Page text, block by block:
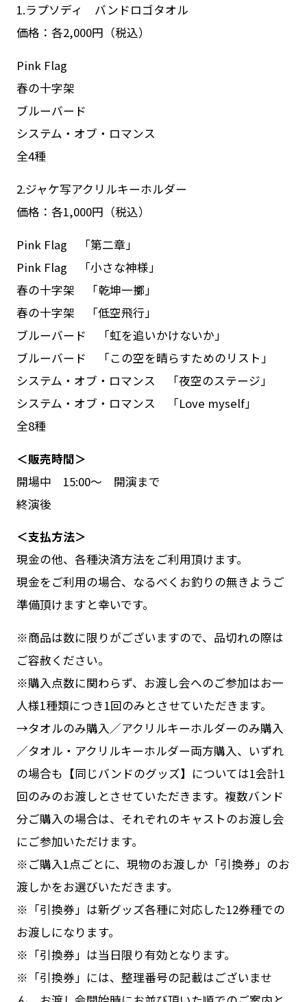
1.ラプソディ バンドロゴタオル
価格：各2,000円（税込）
Pink Flag
春の十字架
ブルーバード
システム・オブ・ロマンス
全4種
2.ジャケ写アクリルキーホルダー
価格：各1,000円（税込）
Pink Flag 「第二章」
Pink Flag 「小さな神様」
春の十字架 「乾坤一擲」
春の十字架 「低空飛行」
ブルーバード 「虹を追いかけないか」
ブルーバード 「この空を晴らすためのリスト」
システム・オブ・ロマンス 「夜空のステージ」
システム・オブ・ロマンス 「Love myself」
全8種
＜販売時間＞
開場中 15:00〜 開演まで
終演後
＜支払方法＞
現金の他、各種決済方法をご利用頂けます。
現金をご利用の場合、なるべくお釣りの無きようご
準備頂けますと幸いです。
※商品は数に限りがございますので、品切れの際は
ご容赦ください。
※購入点数に関わらず、お渡し会へのご参加はお一
人様1種類につき1回のみとさせていただきます。
→タオルのみ購入／アクリルキーホルダーのみ購入
／タオル・アクリルキーホルダー両方購入、いずれ
の場合も【同じバンドのグッズ】については1会計1
回のみのお渡しとさせていただきます。複数バンド
分ご購入の場合は、それぞれのキャストのお渡し会
にご参加いただけます。
※ご購入1点ごとに、現物のお渡しか「引換券」のお
渡しかをお選びいただきます。
※「引換券」は新グッズ各種に対応した12券種での
お渡しになります。
※「引換券」は当日限り有効となります。
※「引換券」には、整理番号の記載はございませ